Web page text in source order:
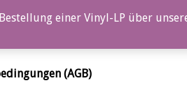
(AGB)
einer Vinyl-LP über